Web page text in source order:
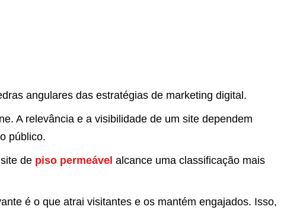
angulares das estratégias de marketing digital.
A relevância e a visibilidade de um site dependem
público.
de piso permeável alcance uma classificação mais
é o que atrai visitantes e os mantém engajados. Isso,